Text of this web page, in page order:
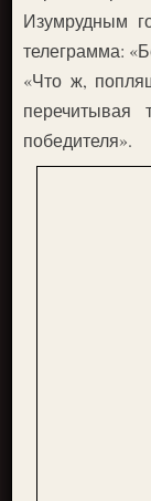
Изумрудным
телеграмма:
«Что ж,
перечитывая
победителя».